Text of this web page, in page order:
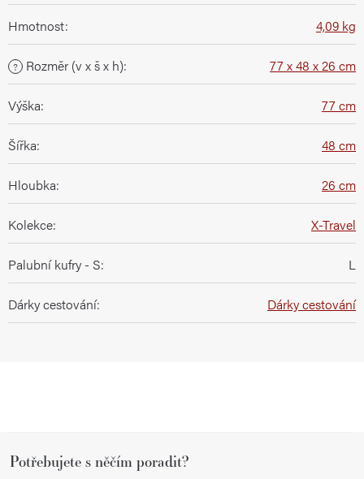
Hmotnost: 4,09 kg
? Rozměr (v x š x h): 77 x 48 x 26 cm
Výška: 77 cm
Šířka: 48 cm
Hloubka: 26 cm
Kolekce: X-Travel
Palubní kufry - S: L
Dárky cestování: Dárky cestování
Potřebujete s něčím poradit?